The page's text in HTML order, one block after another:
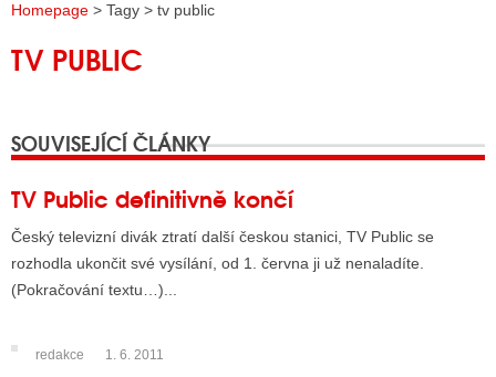
INTERNET
TISK
RADIA
RÁDIÍ
RÁDIÍ
VYSÍLAČE
TELEVIZE
Homepage > Tagy > tv public
TV PUBLIC
SOUVISEJÍCÍ ČLÁNKY
TV Public definitivně končí
Český televizní divák ztratí další českou stanici, TV Public se
rozhodla ukončit své vysílání, od 1. června ji už nenaladíte.
(Pokračování textu…)...
redakce 1. 6. 2011